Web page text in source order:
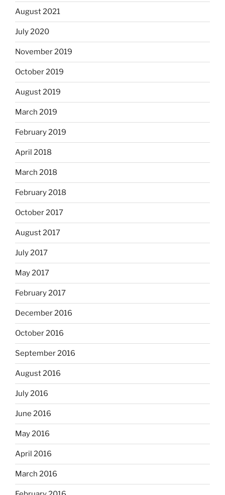
August 2021
July 2020
November 2019
October 2019
August 2019
March 2019
February 2019
April 2018
March 2018
February 2018
October 2017
August 2017
July 2017
May 2017
February 2017
December 2016
October 2016
September 2016
August 2016
July 2016
June 2016
May 2016
April 2016
March 2016